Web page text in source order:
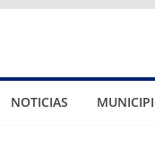
NOTICIAS